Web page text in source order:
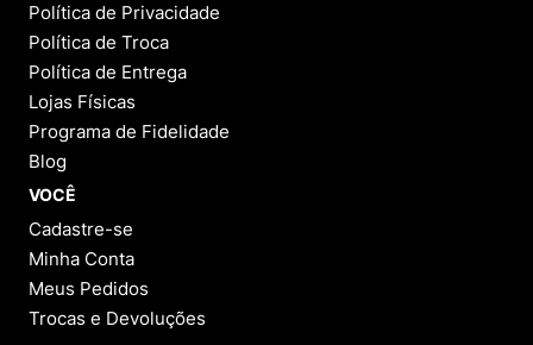
Política de Privacidade
Política de Troca
Política de Entrega
Lojas Físicas
Programa de Fidelidade
Blog
VOCÊ
Cadastre-se
Minha Conta
Meus Pedidos
Trocas e Devoluções